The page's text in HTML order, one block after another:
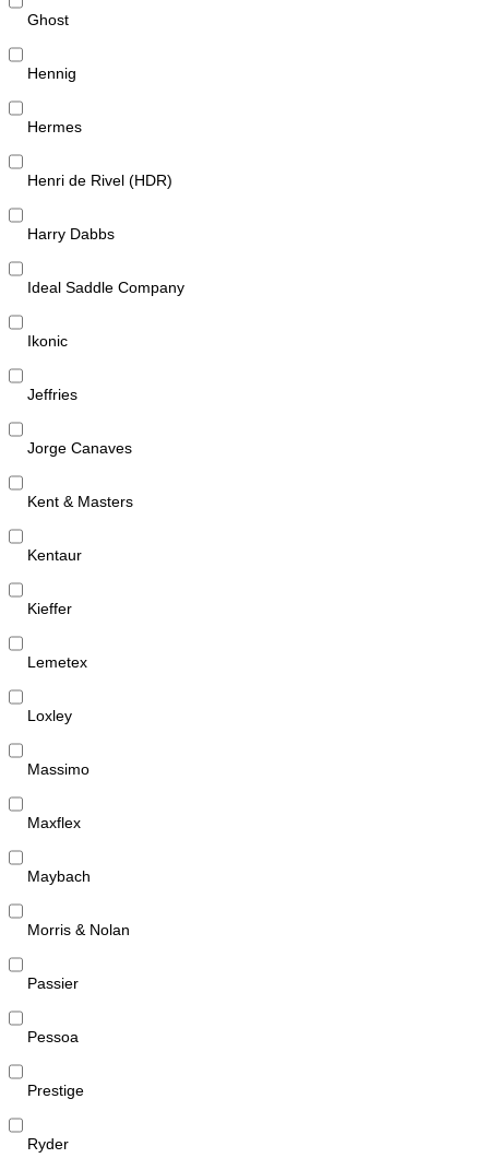
Ghost
Hennig
Hermes
Henri de Rivel (HDR)
Harry Dabbs
Ideal Saddle Company
Ikonic
Jeffries
Jorge Canaves
Kent & Masters
Kentaur
Kieffer
Lemetex
Loxley
Massimo
Maxflex
Maybach
Morris & Nolan
Passier
Pessoa
Prestige
Ryder